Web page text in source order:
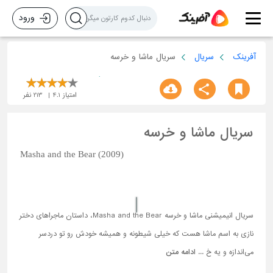
ورود
آفرینک سریال سریال ماشا و خرسه
امتیاز 4.1
213 نفر
سریال ماشا و خرسه
Masha and the Bear (2009)
سریال انیمیشنی ماشا و خرسه Masha and the Bear، داستان ماجرا‌های دختر
نازی به اسم ماشا هست که خیلی شیطونه و همیشه خودش رو تو دردسر
می‌اندازه و یه خ ... ادامه متن